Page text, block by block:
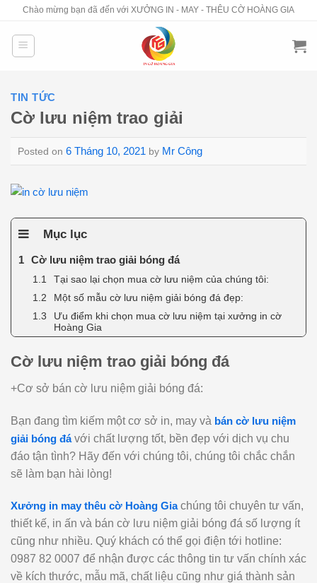
content
Chào mừng bạn đã đến với XƯỞNG IN - MAY - THÊU CỜ HOÀNG GIA
TIN TỨC
Cờ lưu niệm trao giải
Posted on 6 Tháng 10, 2021 by Mr Công
Mục lục
Cờ lưu niệm trao giải bóng đá
Tại sao lại chọn mua cờ lưu niệm của chúng tôi:
Một số mẫu cờ lưu niệm giải bóng đá đẹp:
Ưu điểm khi chọn mua cờ lưu niệm tại xưởng in cờ
Hoàng Gia
Cờ lưu niệm trao giải bóng đá
+Cơ sở bán cờ lưu niệm giải bóng đá:
Bạn đang tìm kiếm một cơ sở in, may và bán cờ lưu niệm
giải bóng đávới chất lượng tốt, bền đẹp với dịch vụ chu
đáo tận tình? Hãy đến với chúng tôi, chúng tôi chắc chắn
sẽ làm bạn hài lòng!
Xưởng in may thêu cờ Hoàng Giachúng tôi chuyên tư vấn,
thiết kế, in ấn và bán cờ lưu niệm giải bóng đá số lượng ít
cũng như nhiều. Quý khách có thể gọi điện tới hotline:
0987 82 0007 để nhận được các thông tin tư vấn chính xác
về kích thước, mẫu mã, chất liệu cũng như giá thành sản